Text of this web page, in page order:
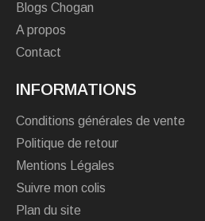
Blogs Chogan
A propos
Contact
INFORMATIONS
Conditions générales de vente
Politique de retour
Mentions Légales
Suivre mon colis
Plan du site